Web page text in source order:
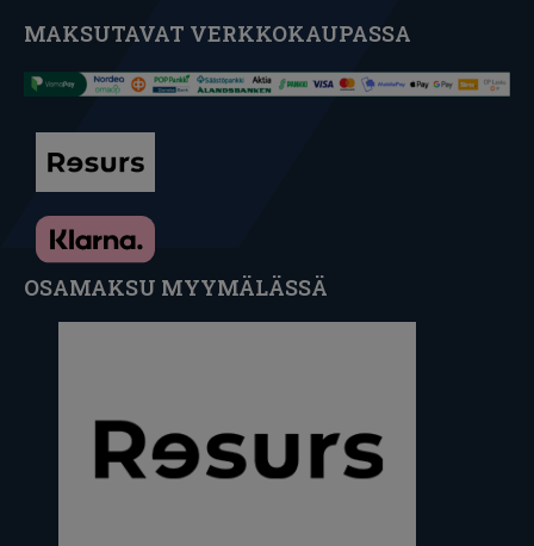
MAKSUTAVAT VERKKOKAUPASSA
OSAMAKSU MYYMÄLÄSSÄ